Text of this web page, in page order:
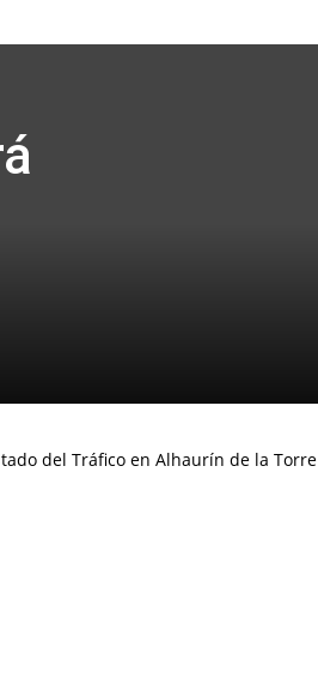
del Tráfico en Alhaurín de la Torre